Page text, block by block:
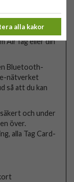
enkelt para
enhet. I
AirTag eller din
Bluetooth-
nätverket
så att du kan
och under
över.
alla Tag Card-
alla kakor